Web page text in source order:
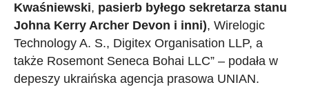
Kwaśniewski, pasierb byłego sekretarza stanu
Johna Kerry Archer Devon i inni), Wirelogic
Technology A. S., Digitex Organisation LLP, a
także Rosemont Seneca Bohai LLC” – podała w
depeszy ukraińska agencja prasowa UNIAN.